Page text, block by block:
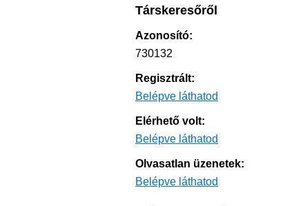
Társkeresőről
Azonosító:
730132
Regisztrált:
Belépve láthatod
Elérhető volt:
Belépve láthatod
Olvasatlan üzenetek:
Belépve láthatod